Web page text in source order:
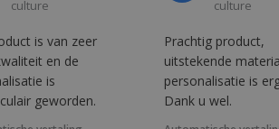
Ijskrabber Feniok
Guñon
snijder
multifunctioneel mes
meetlint
is van zeer
en de
is
geworden.
Prachtig product,
uitstekende
personalisatie is
Dank u wel.